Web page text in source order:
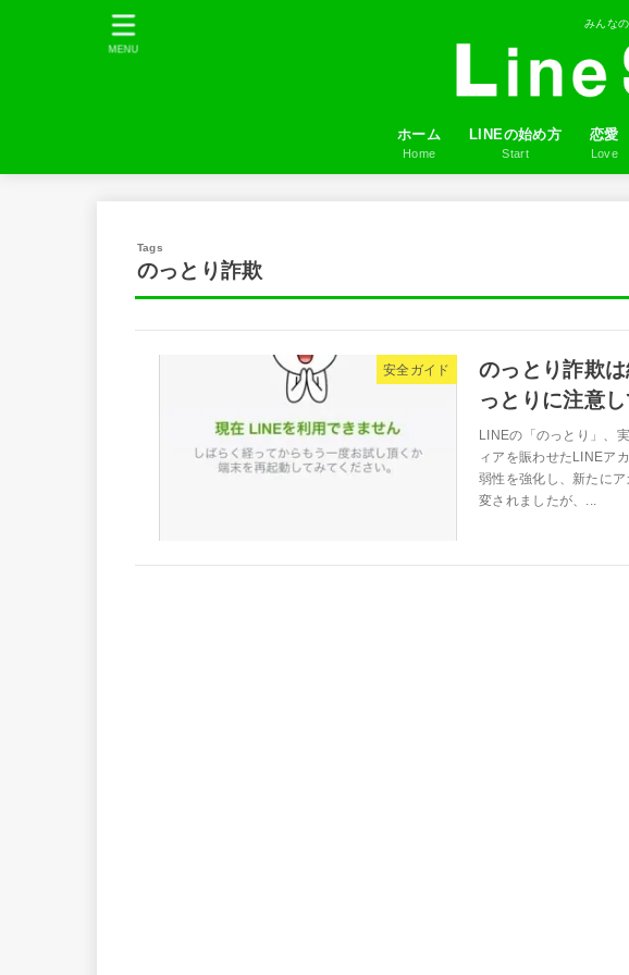
みんな
ホーム
Home
LINEの始め方
Start
恋愛
Love
MENU
のっとり詐欺
安全ガイド
のっとり詐欺
っとりに注意し
LINEの「のっとり」
ィアを賑わせたLINEア
弱性を強化し、新たに
変されましたが、...